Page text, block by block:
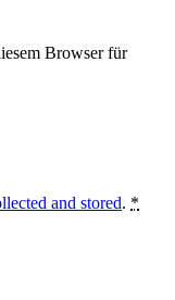
Browser für
and stored. *